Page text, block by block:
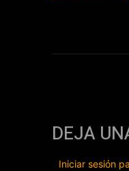
DEJA
Iniciar sesión